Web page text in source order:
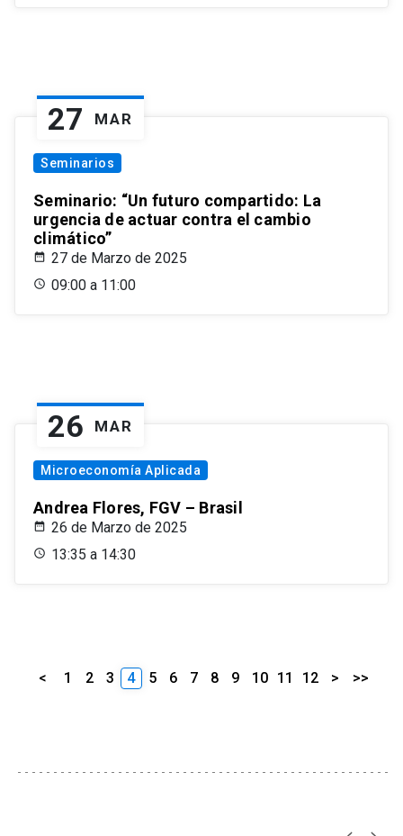
27 MAR
Seminarios
Seminario: “Un futuro compartido: La
urgencia de actuar contra el cambio
climático”
27 de Marzo de 2025
09:00 a 11:00
26 MAR
Microeconomía Aplicada
Andrea Flores, FGV – Brasil
26 de Marzo de 2025
13:35 a 14:30
< 1 2 3 4 5 6 7 8 9 10 11 12 > >>